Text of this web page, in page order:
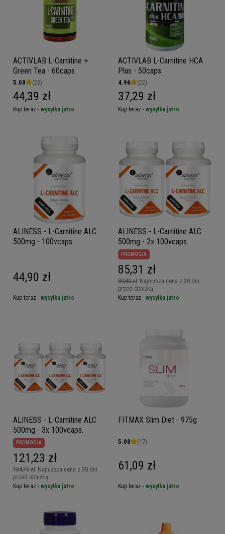
ACTIVLAB L-Carnitine +
Green Tea - 60caps
5.00 (23)
44,39 zł
Kup teraz - wysyłka jutro
ACTIVLAB L-Carnitine HCA
Plus - 50caps
4.96 (22)
37,29 zł
Kup teraz - wysyłka jutro
ALINESS - L-Carnitine ALC
500mg - 100vcaps.
44,90 zł
Kup teraz - wysyłka jutro
ALINESS - L-Carnitine ALC
500mg - 2x 100vcaps.
PROMOCJA
89,80 zł Najniższa cena z 30 dni
przed obniżką
85,31 zł
Kup teraz - wysyłka jutro
ALINESS - L-Carnitine ALC
500mg - 3x 100vcaps.
PROMOCJA
134,70 zł Najniższa cena z 30 dni
przed obniżką
121,23 zł
Kup teraz - wysyłka jutro
FITMAX Slim Diet - 975g
5.00 (17)
61,09 zł
Kup teraz - wysyłka jutro